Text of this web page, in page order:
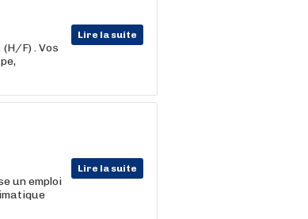
Lire la suite
F) . Vos
Lire la suite
un emploi